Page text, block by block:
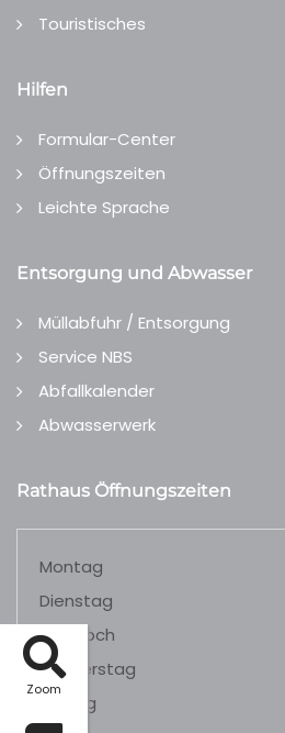
Zoom
Touristisches
Hilfen
Formular-Center
Öffnungszeiten
Leichte Sprache
Entsorgung und Abwasser
Müllabfuhr / Entsorgung
Service NBS
Abfallkalender
Abwasserwerk
Rathaus Öffnungszeiten
Montag
Dienstag
Mittwoch
Donnerstag
Freitag